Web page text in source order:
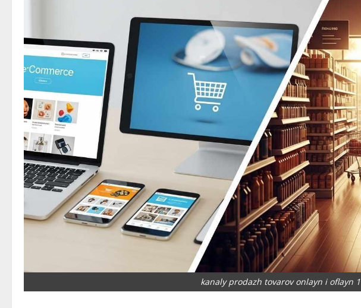
kanaly prodazh tovarov onlayn i oflayn 1